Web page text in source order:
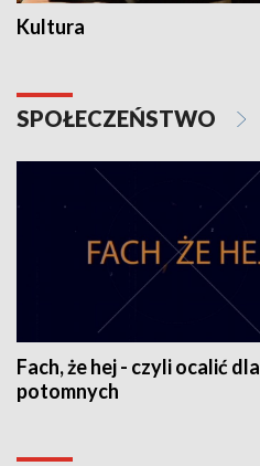
Kultura
SPOŁECZEŃSTWO
Fach, że hej - czyli ocalić dla
potomnych